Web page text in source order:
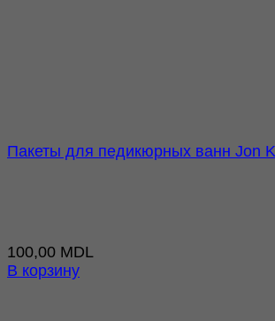
Пакеты для педикюрных ванн Jon
100,00 MDL
В корзину